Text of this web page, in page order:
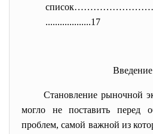
...................17
Введение
Становление рыночной
могло не поставить перед
проблем, самой важной из